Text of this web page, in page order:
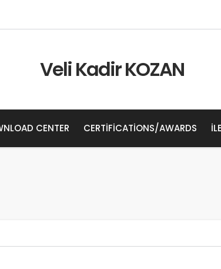
Veli Kadir KOZAN
CENTER CERTIFICATIONS/AWARDS